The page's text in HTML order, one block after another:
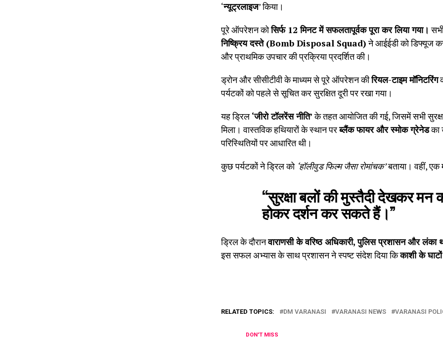
‘न्यूट्रलाइज’ किया।
पूरे ऑपरेशन कोसिर्फ 12 मिनट में सफलतापूर्वक पूरा कर लिया गया।
निष्क्रिय दस्ते (Bomb Disposal Squad)ने आईईडी को डिफ्यूज
और प्राथमिक उपचार की प्रक्रिया प्रदर्शित की।
ड्रोन और सीसीटीवी के माध्यम से पूरे ऑपरेशन कीरियल-टाइम मॉनिटरिंग
पर्यटकों को पहले से सूचित कर सुरक्षित दूरी पर रखा गया।
यह ड्रिल ‘जीरो टॉलरेंस नीति’के तहत आयोजित की गई, जिसमें सभी
मिला। वास्तविक हथियारों के स्थान परब्लैंक फायर और स्मोक ग्रेनेडका
परिस्थितियों पर आधारित थी।
कुछ पर्यटकों ने ड्रिल को ‘हॉलीवुड फिल्म जैसा रोमांचक’बताया। वहीं, एक
“सुरक्षा बलों की मुस्तैदी देखकर मन
होकर दर्शन कर सकते हैं।”
ड्रिल के दौरानवाराणसी के वरिष्ठ अधिकारी, पुलिस प्रशासन और लंका
इस सफल अभ्यास के साथ प्रशासन ने स्पष्ट संदेश दिया किकाशी के
RELATED TOPICS: DM VARANASI VARANASI NEWS VARANASI
DON'T MISS